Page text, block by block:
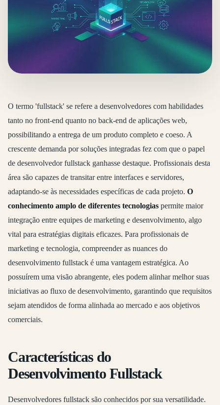
O termo 'fullstack' se refere a desenvolvedores com habilidades
tanto no front-end quanto no back-end de aplicações web,
possibilitando a entrega de um produto completo e coeso. A
crescente demanda por soluções integradas fez com que o papel
de desenvolvedor fullstack ganhasse destaque. Profissionais desta
área são capazes de transitar entre interfaces e servidores,
adaptando-se às necessidades específicas de cada projeto. O
conhecimento amplo de diferentes tecnologias permite maior
integração entre equipes de marketing e desenvolvimento, algo
vital para estratégias digitais eficazes. Para profissionais de
marketing e tecnologia, compreender as nuances do
desenvolvimento fullstack é uma vantagem estratégica. Ao
possuírem uma visão abrangente, eles podem alinhar melhor suas
iniciativas ao fluxo de desenvolvimento, garantindo que requisitos
sejam atendidos de forma alinhada ao mercado e aos objetivos
comerciais.
Características do
Desenvolvimento Fullstack
Desenvolvedores fullstack são conhecidos por sua versatilidade.